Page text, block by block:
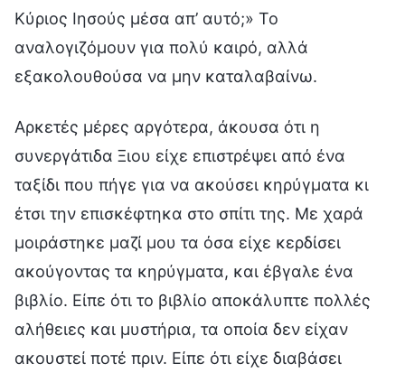
Κύριος Ιησούς μέσα απ’ αυτό;» Το
αναλογιζόμουν για πολύ καιρό, αλλά
εξακολουθούσα να μην καταλαβαίνω.
Αρκετές μέρες αργότερα, άκουσα ότι η
συνεργάτιδα Ξιου είχε επιστρέψει από ένα
ταξίδι που πήγε για να ακούσει κηρύγματα κι
έτσι την επισκέφτηκα στο σπίτι της. Με χαρά
μοιράστηκε μαζί μου τα όσα είχε κερδίσει
ακούγοντας τα κηρύγματα, και έβγαλε ένα
βιβλίο. Είπε ότι το βιβλίο αποκάλυπτε πολλές
αλήθειες και μυστήρια, τα οποία δεν είχαν
ακουστεί ποτέ πριν. Είπε ότι είχε διαβάσει